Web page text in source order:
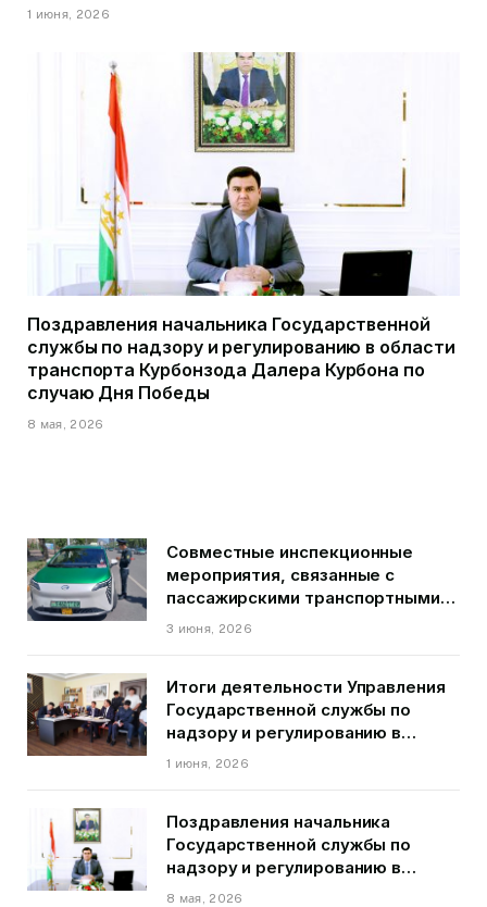
1 июня, 2026
Поздравления начальника Государственной
службы по надзору и регулированию в области
транспорта Курбонзода Далера Курбона по
случаю Дня Победы
8 мая, 2026
Совместные инспекционные
мероприятия, связанные с
пассажирскими транспортными
средствами на территории
3 июня, 2026
Итоги деятельности Управления
Государственной службы по
надзору и регулированию в
области транспорта ГБАО в
1 июня, 2026
Поздравления начальника
Государственной службы по
надзору и регулированию в
области транспорта Курбонзода
8 мая, 2026